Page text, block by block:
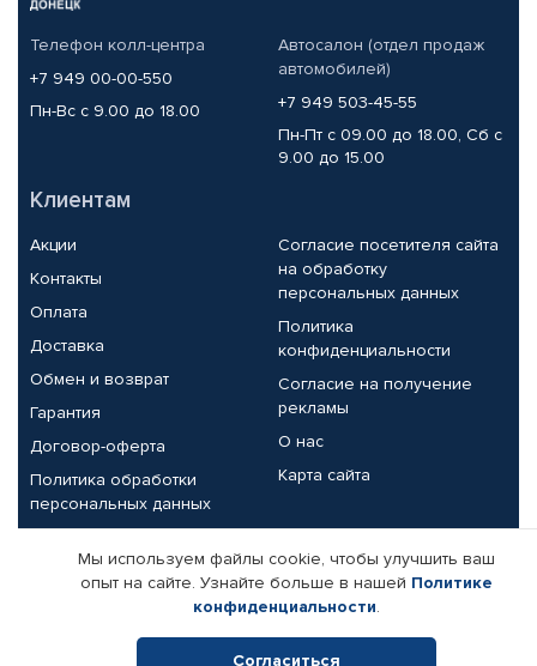
Телефон колл-центра
+7 949 00-00-550
Пн-Вс с 9.00 до 18.00
Автосалон (отдел продаж
автомобилей)
+7 949 503-45-55
Пн-Пт с 09.00 до 18.00, Сб с
9.00 до 15.00
Клиентам
Акции
Контакты
Оплата
Доставка
Обмен и возврат
Гарантия
Договор-оферта
Политика обработки
персональных данных
Согласие посетителя сайта
на обработку
персональных данных
Политика
конфиденциальности
Согласие на получение
рекламы
О нас
Карта сайта
Партнерам
Корпоративным клиентам
Поставщикам
Реквизиты компании
Мы используем файлы cookie, чтобы улучшить ваш
опыт на сайте. Узнайте больше в нашей Политике
конфиденциальности.
Согласиться